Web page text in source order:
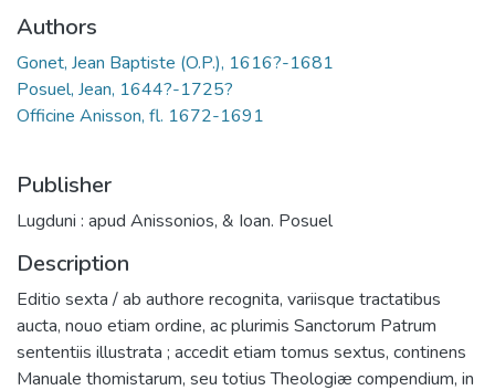
Authors
Gonet, Jean Baptiste (O.P.), 1616?-1681
Posuel, Jean, 1644?-1725?
Officine Anisson, fl. 1672-1691
Publisher
Lugduni : apud Anissonios, & Ioan. Posuel
Description
Editio sexta / ab authore recognita, variisque tractatibus
aucta, nouo etiam ordine, ac plurimis Sanctorum Patrum
sententiis illustrata ; accedit etiam tomus sextus, continens
Manuale thomistarum, seu totius Theologiæ compendium, in